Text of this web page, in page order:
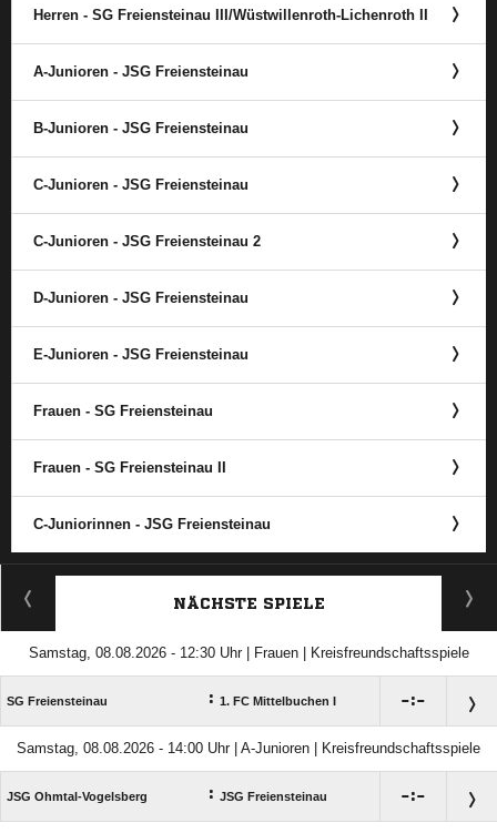
Herren - SG Freiensteinau III/​Wüstwillenroth-Lichenroth II
A-Junioren - JSG Freiensteinau
B-Junioren - JSG Freiensteinau
C-Junioren - JSG Freiensteinau
C-Junioren - JSG Freiensteinau 2
D-Junioren - JSG Freiensteinau
E-Junioren - JSG Freiensteinau
Frauen - SG Freiensteinau
Frauen - SG Freiensteinau II
C-Juniorinnen - JSG Freiensteinau
ANZEIGE
NÄCHSTE SPIELE
Samstag, 08.08.2026 - 12:30 Uhr | Frauen | Kreisfreundschaftsspiele
SG Freiensteinau : 1. FC Mittelbuchen I :
Samstag, 08.08.2026 - 14:00 Uhr | A-Junioren | Kreisfreundschaftsspiele
JSG Ohmtal-Vogelsberg : JSG Freiensteinau :